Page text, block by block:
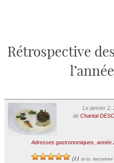
Rétrospective
Le janvier 2,
de Chantal
Adresses gastronomiques, année
(11 avis,